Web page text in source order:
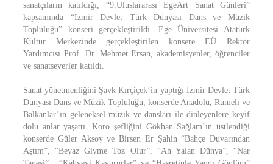
sanatçıların katıldığı, “9.Uluslararası EgeArt Sanat Günleri”
kapsamında “İzmir Devlet Türk Dünyası Dans ve Müzik
Topluluğu” konseri gerçekleştirildi. Ege Üniversitesi Atatürk
Kültür Merkezinde gerçekleştirilen konsere EÜ Rektör
Yardımcısı Prof. Dr. Mehmet Ersan, akademisyenler, öğrenciler
ve sanatseverler katıldı.
Sanat yönetmenliğini Şavk Kırçiçek’in yaptığı İzmir Devlet Türk
Dünyası Dans ve Müzik Topluluğu, konserde Anadolu, Rumeli ve
Balkanlar’ın geleneksel müzik ve dansları ile dinleyenlere keyif
dolu anlar yaşattı. Koro şefliğini Gökhan Sağlam’ın üstlendiği
konserde Güler Aksoy ve Birsen Er Şahin “Bahçe Duvarından
Aştım”, “Beyaz Giyme Toz Olur”, “Ah Yalan Dünya”, “Nar